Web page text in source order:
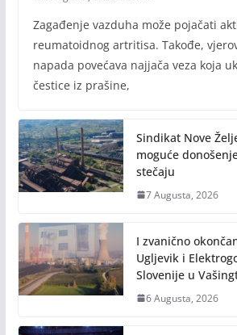
Zagađenje vazduha može pojačati
reumatoidnog artritisa. Takođe,
napada povećava najjača veza koja
čestice iz prašine,
Sindikat Nove
moguće
stečaju
7 Augusta, 2026
I zvanično
Ugljevik i
Slovenije u
6 Augusta, 2026